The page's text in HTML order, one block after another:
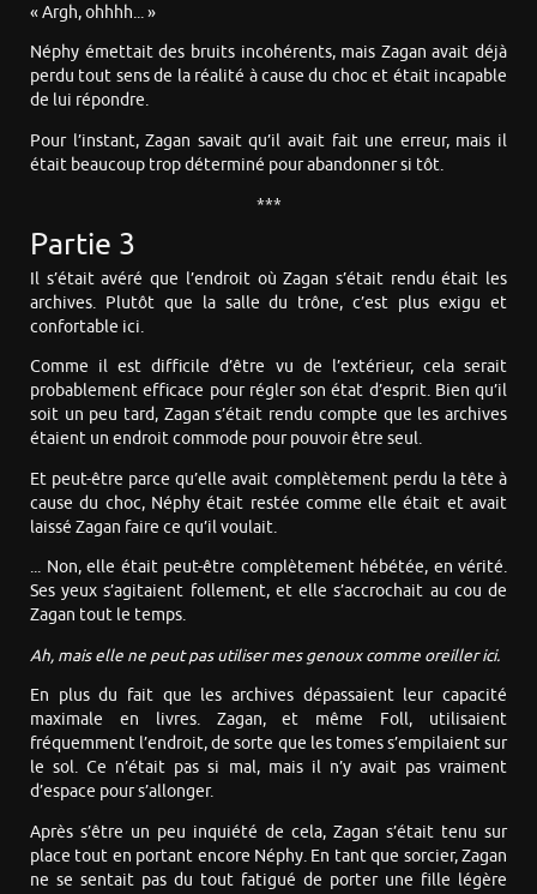
« Argh, ohhhh... »
Néphy émettait des bruits incohérents, mais Zagan avait déjà
perdu tout sens de la réalité à cause du choc et était incapable
de lui répondre.
Pour l’instant, Zagan savait qu’il avait fait une erreur, mais il
était beaucoup trop déterminé pour abandonner si tôt.
***
Partie 3
Il s’était avéré que l’endroit où Zagan s’était rendu était les
archives. Plutôt que la salle du trône, c’est plus exigu et
confortable ici.
Comme il est difficile d’être vu de l’extérieur, cela serait
probablement efficace pour régler son état d’esprit. Bien qu’il
soit un peu tard, Zagan s’était rendu compte que les archives
étaient un endroit commode pour pouvoir être seul.
Et peut-être parce qu’elle avait complètement perdu la tête à
cause du choc, Néphy était restée comme elle était et avait
laissé Zagan faire ce qu’il voulait.
... Non, elle était peut-être complètement hébétée, en vérité.
Ses yeux s’agitaient follement, et elle s’accrochait au cou de
Zagan tout le temps.
Ah, mais elle ne peut pas utiliser mes genoux comme oreiller ici.
En plus du fait que les archives dépassaient leur capacité
maximale en livres. Zagan, et même Foll, utilisaient
fréquemment l’endroit, de sorte que les tomes s’empilaient sur
le sol. Ce n’était pas si mal, mais il n’y avait pas vraiment
d’espace pour s’allonger.
Après s’être un peu inquiété de cela, Zagan s’était tenu sur
place tout en portant encore Néphy. En tant que sorcier, Zagan
ne se sentait pas du tout fatigué de porter une fille légère